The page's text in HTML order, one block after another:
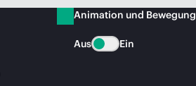
Animation und Bewegung
Aus Ein